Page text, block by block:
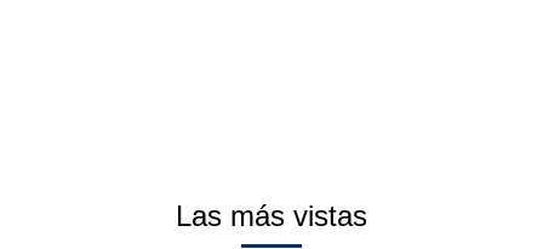
Las más vistas